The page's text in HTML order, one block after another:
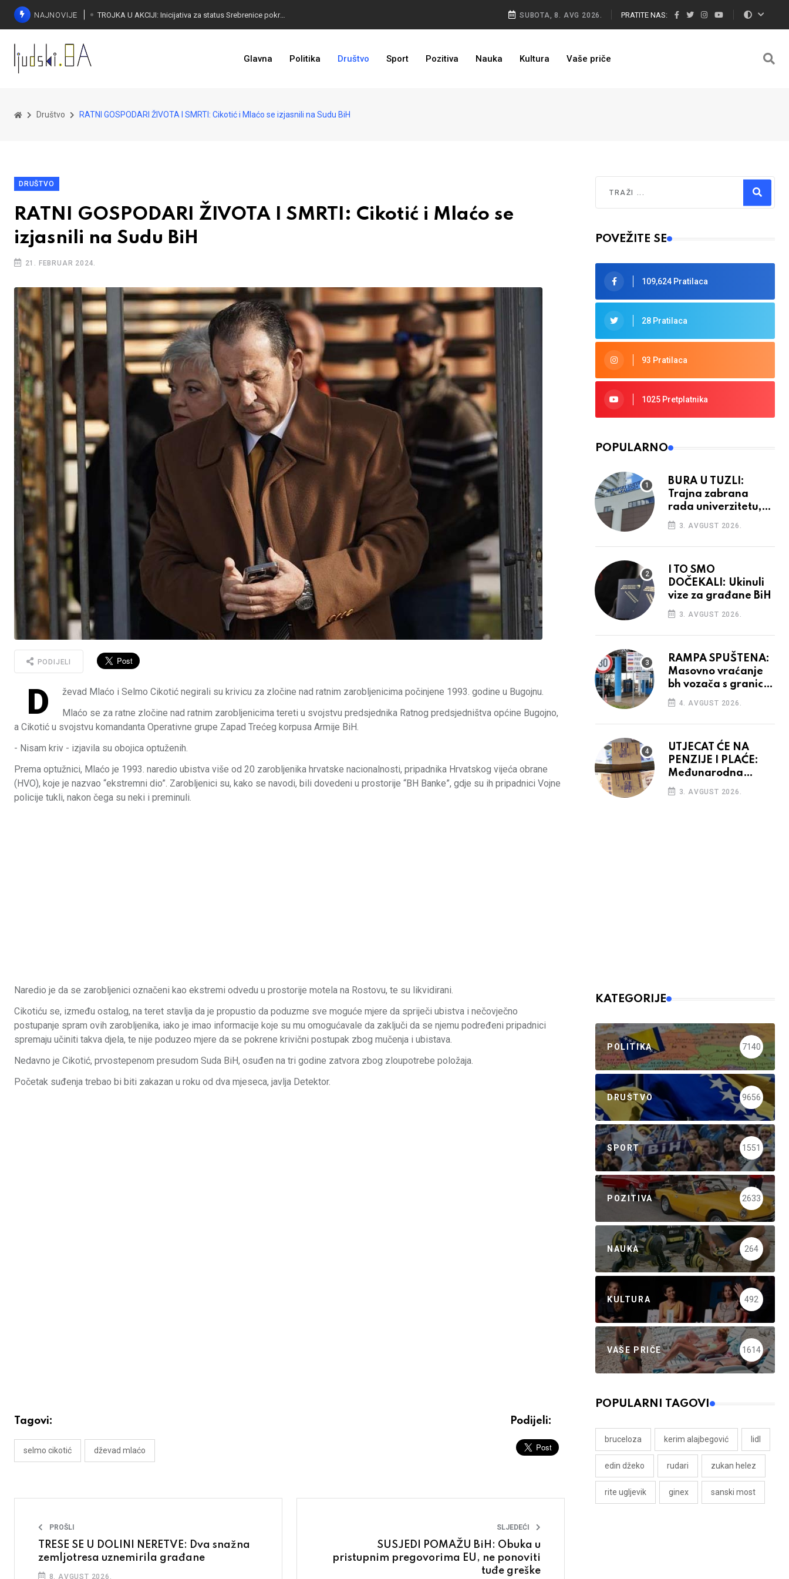
NAJNOVIJE TROJKA U AKCIJI: Inicijativa za status Srebrenice pokrenuta
ZASTRAŠIVANJE I PRITISCI: Saslušane još 4 osobe, 26 na popisu
SUBOTA, 8. AVG 2026. PRATITE NAS:
Glavna Politika Društvo Sport Pozitiva Nauka Kultura Vaše priče
Društvo RATNI GOSPODARI ŽIVOTA I SMRTI: Cikotić i Mlaćo se izjasnili na Sudu BiH
DRUŠTVO
RATNI GOSPODARI ŽIVOTA I SMRTI: Cikotić i Mlaćo se
izjasnili na Sudu BiH
21. FEBRUAR 2024.
PODIJELI
D
ževad Mlaćo i Selmo Cikotić negirali su krivicu za zločine nad ratnim zarobljenicima počinjene 1993. godine u Bugojnu.
Mlaćo se za ratne zločine nad ratnim zarobljenicima tereti u svojstvu predsjednika Ratnog predsjedništva općine Bugojno,
a Cikotić u svojstvu komandanta Operativne grupe Zapad Trećeg korpusa Armije BiH.
- Nisam kriv - izjavila su obojica optuženih.
Prema optužnici, Mlaćo je 1993. naredio ubistva više od 20 zarobljenika hrvatske nacionalnosti, pripadnika Hrvatskog vijeća obrane
(HVO), koje je nazvao “ekstremni dio”. Zarobljenici su, kako se navodi, bili dovedeni u prostorije “BH Banke”, gdje su ih pripadnici Vojne
policije tukli, nakon čega su neki i preminuli.
Naredio je da se zarobljenici označeni kao ekstremi odvedu u prostorije motela na Rostovu, te su likvidirani.
Cikotiću se, između ostalog, na teret stavlja da je propustio da poduzme sve moguće mjere da spriječi ubistva i nečovječno
postupanje spram ovih zarobljenika, iako je imao informacije koje su mu omogućavale da zaključi da se njemu podređeni pripadnici
spremaju učiniti takva djela, te nije poduzeo mjere da se pokrene krivični postupak zbog mučenja i ubistava.
Nedavno je Cikotić, prvostepenom presudom Suda BiH, osuđen na tri godine zatvora zbog zloupotrebe položaja.
Početak suđenja trebao bi biti zakazan u roku od dva mjeseca, javlja Detektor.
Tagovi:
selmo cikotić dževad mlaćo
Podijeli:
PROŠLI
TRESE SE U DOLINI NERETVE: Dva snažna
zemljotresa uznemirila građane
8. AVGUST 2026.
SLJEDEĆI
SUSJEDI POMAŽU BiH: Obuka u
pristupnim pregovorima EU, ne ponoviti
tuđe greške
Type 2 or more characters for results.
POVEŽITE SE
109,624 Pratilaca
28 Pratilaca
93 Pratilaca
1025 Pretplatnika
POPULARNO
BURA U TUZLI:
Trajna zabrana
rada univerzitetu,
provedba sudskih
odluka
3. AVGUST 2026.
I TO SMO
DOČEKALI: Ukinuli
vize za građane BiH
3. AVGUST 2026.
RAMPA SPUŠTENA:
Masovno vraćanje
bh vozača s granica
EU, protesti na
vidiku
4. AVGUST 2026.
UTJECAT ĆE NA
PENZIJE I PLAĆE:
Međunarodna
agencija potvrdila
kreditni rejting BiH
3. AVGUST 2026.
KATEGORIJE
POLITIKA 7140
DRUŠTVO 9656
SPORT 1551
POZITIVA 2633
NAUKA 264
KULTURA 492
VAŠE PRIČE 1614
POPULARNI TAGOVI
bruceloza kerim alajbegović lidl
edin džeko rudari zukan helez
rite ugljevik ginex sanski most